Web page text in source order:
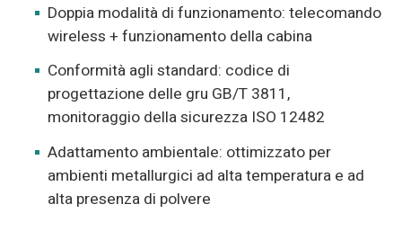
Doppia modalità di funzionamento: telecomando
wireless + funzionamento della cabina
Conformità agli standard: codice di
progettazione delle gru GB/T 3811,
monitoraggio della sicurezza ISO 12482
Adattamento ambientale: ottimizzato per
ambienti metallurgici ad alta temperatura e ad
alta presenza di polvere